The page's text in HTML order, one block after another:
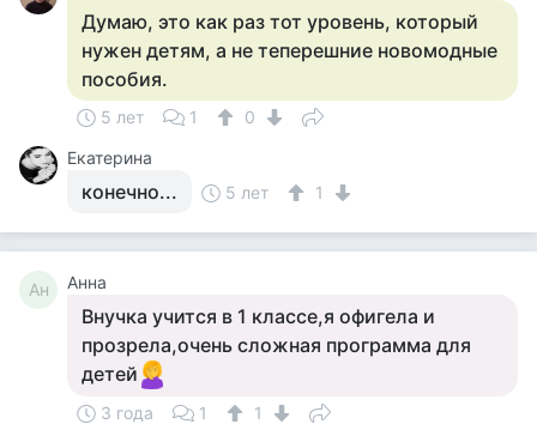
Думаю, это как раз тот уровень, который
нужен детям, а не теперешние новомодные
пособия.
5 лет 1
0
Екатерина
конечно... 5 лет 1
Ан Анна
Внучка учится в 1 классе,я офигела и
прозрела,очень сложная программа для
детей
3 года 1
1